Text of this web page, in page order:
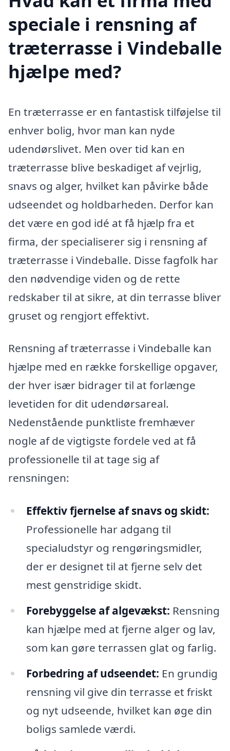
speciale i rensning af
træterrasse i Vindeballe
hjælpe med?
En træterrasse er en fantastisk tilføjelse til
enhver bolig, hvor man kan nyde
udendørslivet. Men over tid kan en
træterrasse blive beskadiget af vejrlig,
snavs og alger, hvilket kan påvirke både
udseendet og holdbarheden. Derfor kan
det være en god idé at få hjælp fra et
firma, der specialiserer sig i rensning af
træterrasse i Vindeballe. Disse fagfolk har
den nødvendige viden og de rette
redskaber til at sikre, at din terrasse bliver
gruset og rengjort effektivt.
Rensning af træterrasse i Vindeballe kan
hjælpe med en række forskellige opgaver,
der hver især bidrager til at forlænge
levetiden for dit udendørsareal.
Nedenstående punktliste fremhæver
nogle af de vigtigste fordele ved at få
professionelle til at tage sig af
rensningen:
Effektiv fjernelse af snavs og skidt:
Professionelle har adgang til
specialudstyr og rengøringsmidler,
der er designet til at fjerne selv det
mest genstridige skidt.
Forebyggelse af algevækst: Rensning
kan hjælpe med at fjerne alger og lav,
som kan gøre terrassen glat og farlig.
Forbedring af udseendet: En grundig
rensning vil give din terrasse et friskt
og nyt udseende, hvilket kan øge din
boligs samlede værdi.